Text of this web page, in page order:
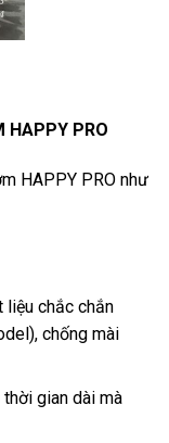
HAPPY PRO
HAPPY PRO như
liệu chắc chắn
chống mài
gian dài mà